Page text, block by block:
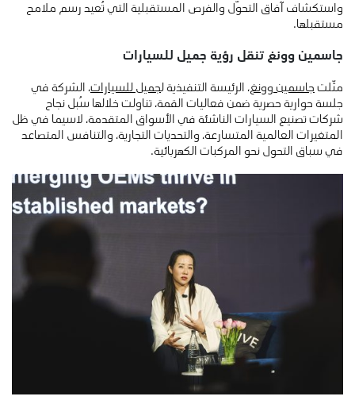
واستكشاف آفاق التحوّل والفرص المستقبلية التي تُعيد رسم ملامح
مستقبلها.
جاسمين وونغ تنقل رؤية جميل للسيارات
مثّلتجاسمين وونغ، الرئيسة التنفيذية لجميل للسيارات، الشركة في
جلسة حوارية حصرية ضمن فعاليات القمة، تناولت خلالها سُبل نجاح
شركات تصنيع السيارات الناشئة في الأسواق المتقدمة، لاسيما في ظل
المتغيرات العالمية المتسارعة، والتحديات التجارية، والتنافس المتصاعد
في سباق التحول نحو المركبات الكهربائية.